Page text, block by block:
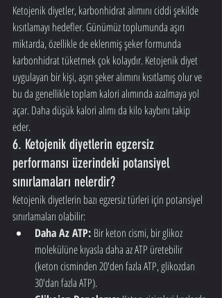
Ketojenik diyetler, karbonhidrat alımını ciddi şekilde
kısıtlamayı hedefler. Günümüz toplumunda aşırı
miktarda, özellikle de eklenmiş şeker formunda
karbonhidrat tüketmek çok kolaydır. Ketojenik diyet
uygulayan bir kişi, aşırı şeker alımını kısıtlamış olur ve
bu da genellikle toplam kalori alımında azalmaya yol
açar. Daha düşük kalori alımı da kilo kaybını takip
eder.
6. Ketojenik diyetlerin egzersiz
performansı üzerindeki potansiyel
sınırlamaları nelerdir?
Ketojenik diyetlerin bazı egzersiz türleri için potansiyel
sınırlamaları olabilir:
Daha Az ATP: Bir keton cismi, bir glikoz
molekülüne kıyasla daha az ATP üretebilir
(keton cisminden 20'den fazla ATP, glikozdan
30'dan fazla ATP).